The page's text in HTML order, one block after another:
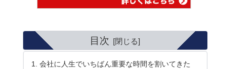
目次
会社に人生でいちばん重要な時間を割いてきた